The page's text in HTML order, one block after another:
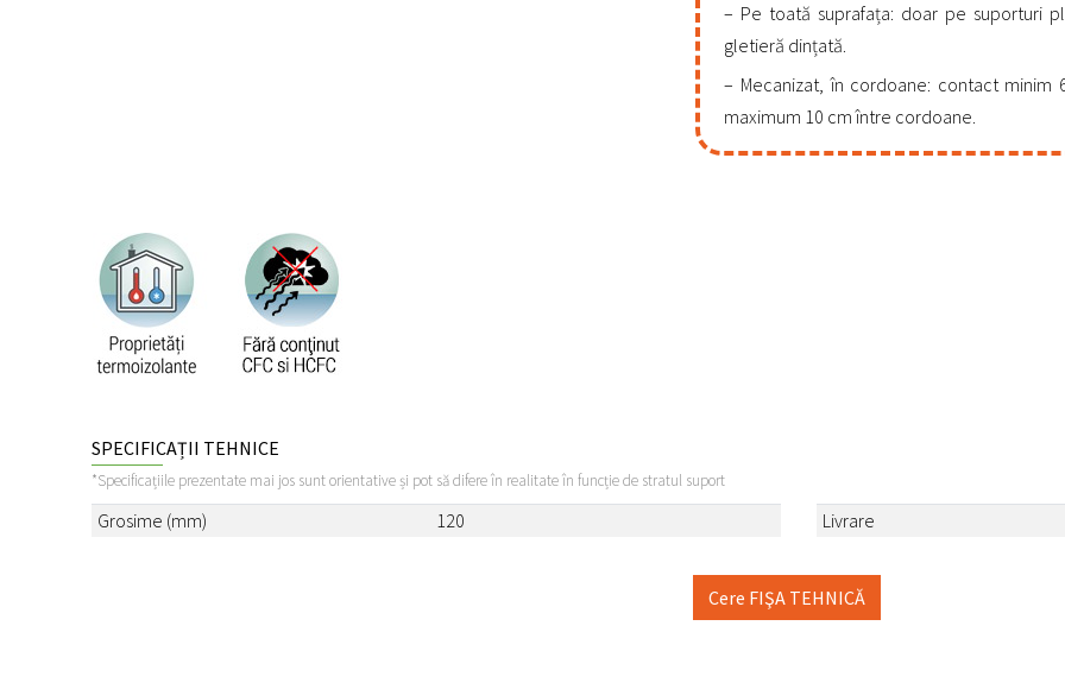
Pe toată suprafața: doar pe suporturi
gletieră dințată.
Mecanizat, în cordoane: contact minim
maximum 10 cm între cordoane.
SPECIFICAȚII TEHNICE
*Specificațiile prezentate mai jos sunt orientative și pot să difere în realitate în funcție de stratul suport
Grosime (mm) 120 Livrare
Cere FIŞA TEHNICĂ